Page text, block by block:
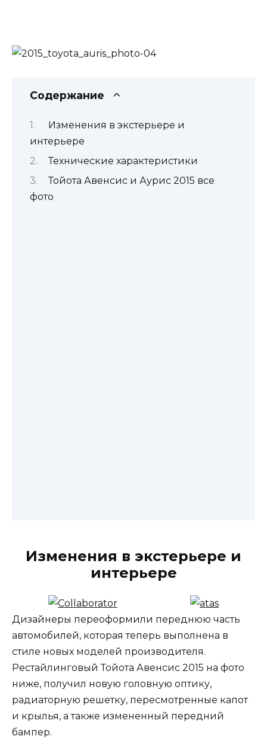
Содержание
Изменения в экстерьере и
интерьере
Технические характеристики
Тойота Авенсис и Аурис 2015 все
фото
Изменения в экстерьере и
интерьере
Дизайнеры переоформили переднюю часть
автомобилей, которая теперь выполнена в
стиле новых моделей производителя.
Рестайлинговый Тойота Авенсис 2015 на фото
ниже, получил новую головную оптику,
радиаторную решетку, пересмотренные капот
и крылья, а также измененный передний
бампер.